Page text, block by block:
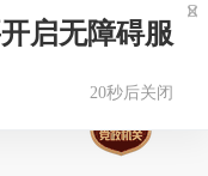
启无障碍服
20秒后关闭
